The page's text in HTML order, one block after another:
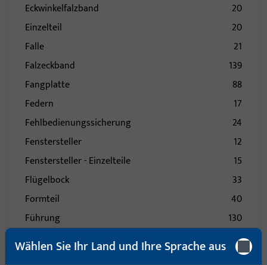
Eckwinkelfalzband
20
Einzelteil
20
Falle
21
Falzeckband
139
Fangplatte
88
Federn
17
Fehlbedienungssicherung
24
Fenstersteller
12
Fenstersteller - Einzelteile
15
Flügelbock
33
Formteil
40
Führung
130
Gehäuse
13
16
Wählen Sie Ihr Land und Ihre Sprache aus